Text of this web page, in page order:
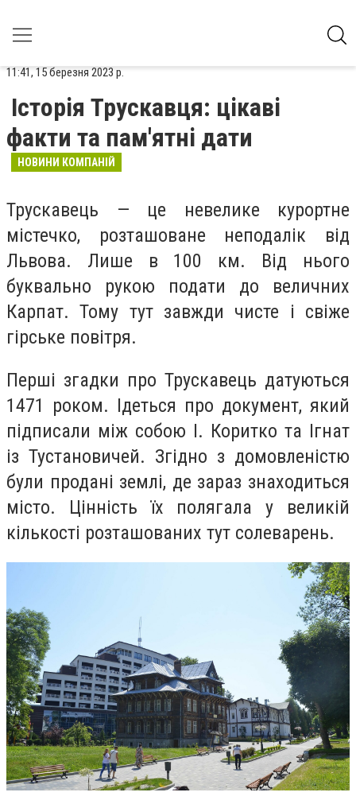
11:41, 15 березня 2023 р.
Історія Трускавця: цікаві
факти та пам'ятні дати
НОВИНИ КОМПАНІЙ
Трускавець — це невелике курортне
містечко, розташоване неподалік від
Львова. Лише в 100 км. Від нього
буквально рукою подати до величних
Карпат. Тому тут завжди чисте і свіже
гірське повітря.
Перші згадки про Трускавець датуються
1471 роком. Ідеться про документ, який
підписали між собою І. Коритко та Ігнат
із Тустановичей. Згідно з домовленістю
були продані землі, де зараз знаходиться
місто. Цінність їх полягала у великій
кількості розташованих тут солеварень.